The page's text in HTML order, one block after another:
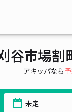
谷市場割
アキッパなら
未定